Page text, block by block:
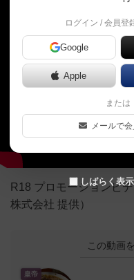
R18 プロモーションビ
株式会社 提供）
この動画
皇帝
ログイン / 会員登
Google
Apple
または
メールで
しばらく表